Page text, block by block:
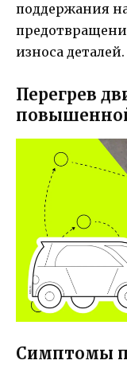
поддержания
износа деталей.
Перегрев
Симптомы